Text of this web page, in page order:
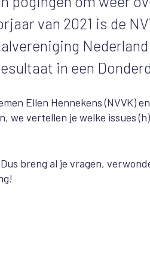
van 2021 is de
Nederland
in een
Ellen Hennekens (NVVK)
we vertellen je welke issues
breng al je vragen,